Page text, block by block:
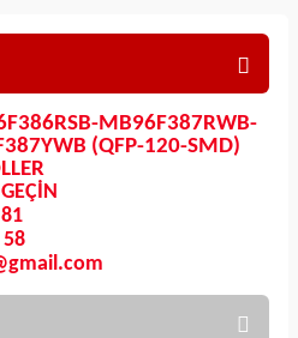
MB96F387RWB-
(QFP-120-SMD)